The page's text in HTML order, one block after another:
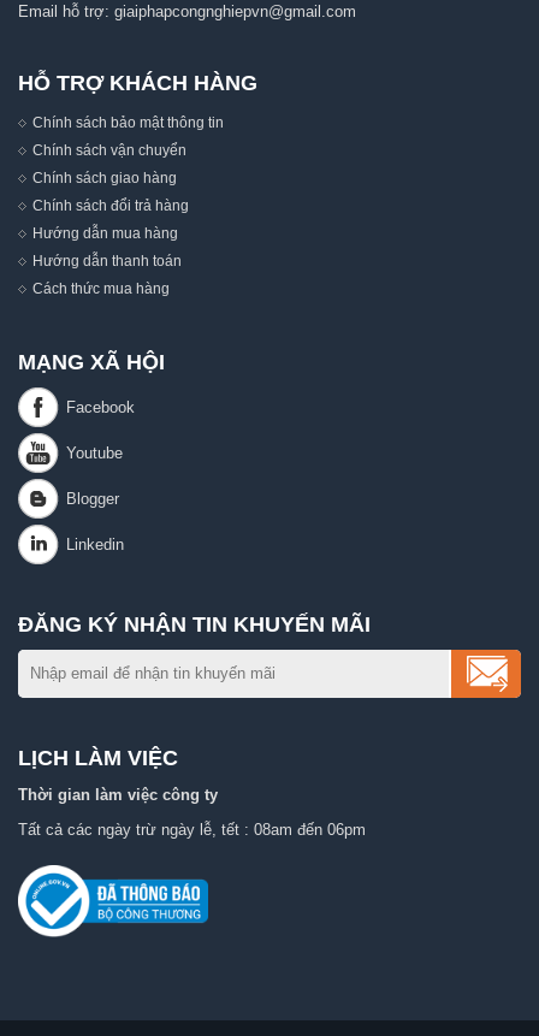
Email hỗ trợ: giaiphapcongnghiepvn@gmail.com
HỖ TRỢ KHÁCH HÀNG
Chính sách bảo mật thông tin
Chính sách vận chuyển
Chính sách giao hàng
Chính sách đổi trả hàng
Hướng dẫn mua hàng
Hướng dẫn thanh toán
Cách thức mua hàng
MẠNG XÃ HỘI
ĐĂNG KÝ NHẬN TIN KHUYẾN MÃI
LỊCH LÀM VIỆC
Thời gian làm việc công ty
Tất cả các ngày trừ ngày lễ, tết : 08am đến 06pm